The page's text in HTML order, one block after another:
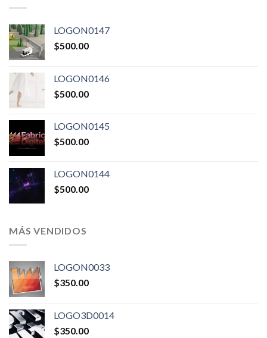
LOGON0147
$500.00
LOGON0146
$500.00
LOGON0145
$500.00
LOGON0144
$500.00
MÁS VENDIDOS
LOGON0033
$350.00
LOGO3D0014
$350.00